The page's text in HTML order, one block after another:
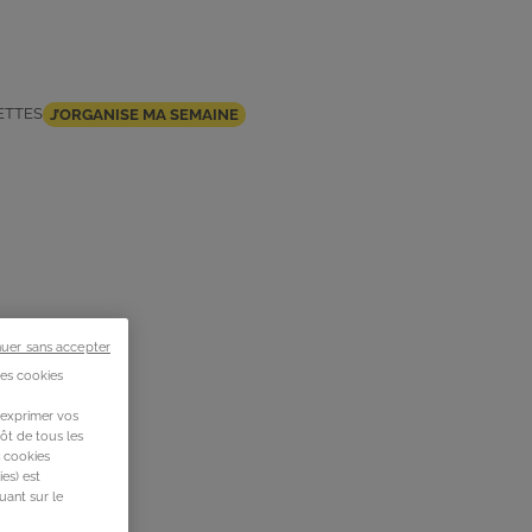
J’ORGANISE MA SEMAINE
cookies
vos
de tous les
cookies
est
sur le
sans accepter